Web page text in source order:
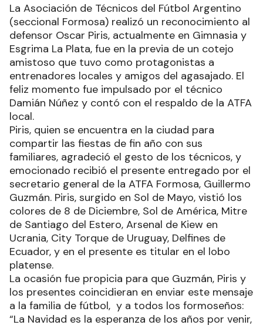
La Asociación de Técnicos del Fútbol Argentino
(seccional Formosa) realizó un reconocimiento al
defensor Oscar Piris, actualmente en Gimnasia y
Esgrima La Plata, fue en la previa de un cotejo
amistoso que tuvo como protagonistas a
entrenadores locales y amigos del agasajado. El
feliz momento fue impulsado por el técnico
Damián Núñez y contó con el respaldo de la ATFA
local.
Piris, quien se encuentra en la ciudad para
compartir las fiestas de fin año con sus
familiares, agradeció el gesto de los técnicos, y
emocionado recibió el presente entregado por el
secretario general de la ATFA Formosa, Guillermo
Guzmán. Piris, surgido en Sol de Mayo, vistió los
colores de 8 de Diciembre, Sol de América, Mitre
de Santiago del Estero, Arsenal de Kiew en
Ucrania, City Torque de Uruguay, Delfines de
Ecuador, y en el presente es titular en el lobo
platense.
La ocasión fue propicia para que Guzmán, Piris y
los presentes coincidieran en enviar este mensaje
a la familia de fútbol, y a todos los formoseños:
“La Navidad es la esperanza de los años por venir,